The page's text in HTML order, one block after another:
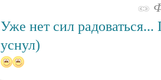
Уже нет сил радоваться...
уснул)